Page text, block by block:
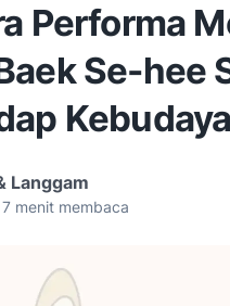
Performa
Se-hee
Langgam
7 menit membaca